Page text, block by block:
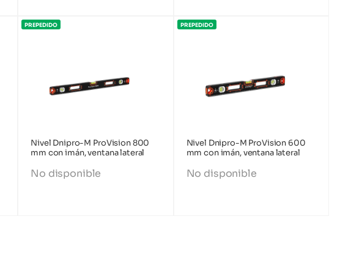
PREPEDIDO
Nivel Dnipro-M ProVision 800
mm con imán, ventana lateral
No disponible
PREPEDIDO
Nivel Dnipro-M ProVision 600
mm con imán, ventana lateral
No disponible